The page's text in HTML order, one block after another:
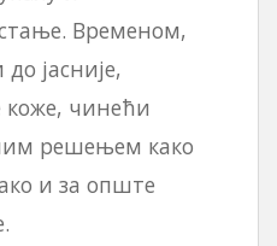
Временом,
јасније,
коже, чинећи
решењем како
и за опште